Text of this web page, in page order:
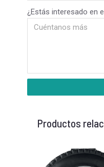
¿Estás interesado en
Productos